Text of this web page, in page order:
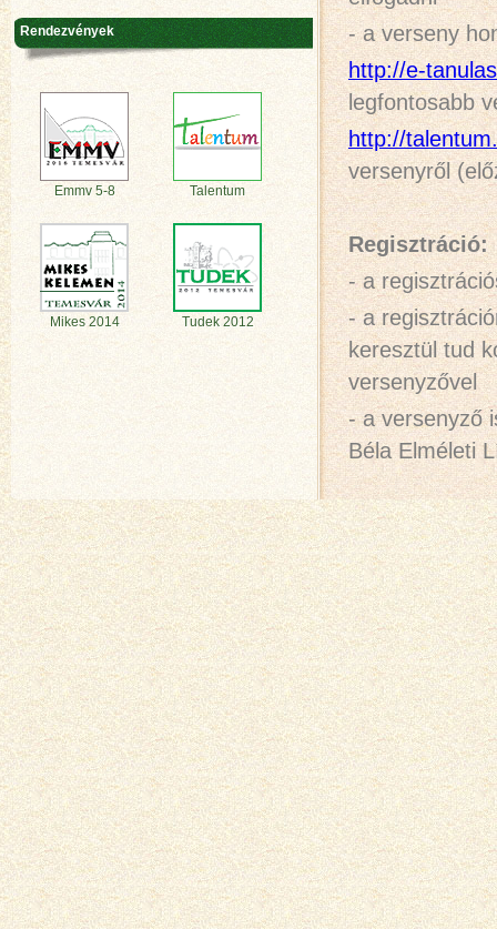
- a verseny
http://e-
legfontosabb
http://
versenyről
Regisztráció:
- a
- a
keresztül tud
versenyzővel
- a versenyző
Béla Elméleti
Rendezvények
Emmv 5-8 Talentum
Mikes 2014 Tudek 2012